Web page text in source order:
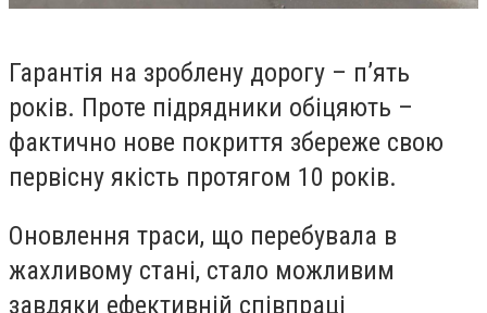
Гарантія на зроблену дорогу – п’ять
років. Проте підрядники обіцяють –
фактично нове покриття збереже свою
первісну якість протягом 10 років.
Оновлення траси, що перебувала в
жахливому стані, стало можливим
завдяки ефективній співпраці